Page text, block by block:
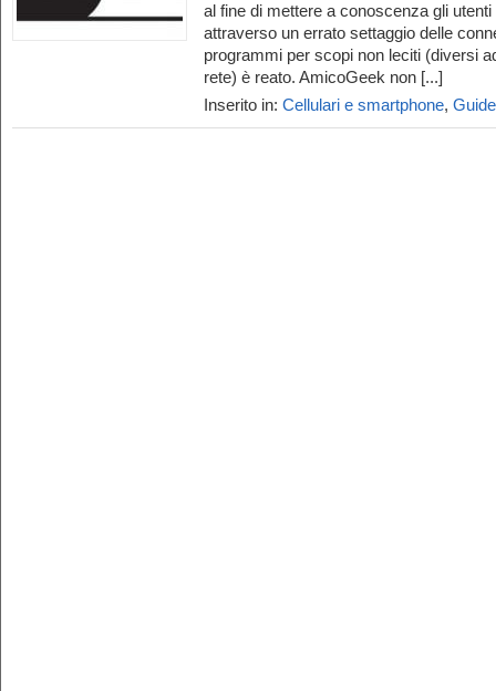
al fine di mettere a conoscenza gli
attraverso un errato settaggio delle
programmi per scopi non leciti (diversi
rete) è reato. AmicoGeek non [...]
Inserito in: Cellulari e smartphone,